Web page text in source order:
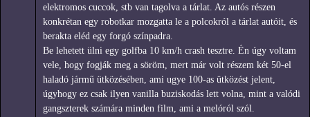
elektromos cuccok, stb van tagolva a tárlat. Az autós részen
konkrétan egy robotkar mozgatta le a polcokról a tárlat autóit, és
berakta eléd egy forgó színpadra.
Be lehetett ülni egy golfba 10 km/h crash tesztre. Én úgy voltam
vele, hogy fogják meg a söröm, mert már volt részem két 50-el
haladó jármű ütközésében, ami ugye 100-as ütközést jelent,
úgyhogy ez csak ilyen vanilla buziskodás lett volna, mint a valódi
gangszterek számára minden film, ami a melóról szól.